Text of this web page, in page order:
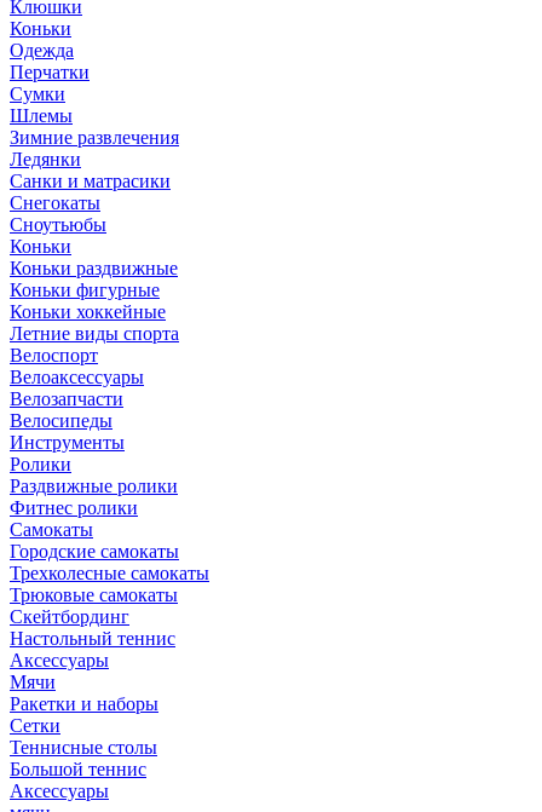
Клюшки
Коньки
Одежда
Перчатки
Сумки
Шлемы
Зимние развлечения
Ледянки
Санки и матрасики
Снегокаты
Сноутьюбы
Коньки
Коньки раздвижные
Коньки фигурные
Коньки хоккейные
Летние виды спорта
Велоспорт
Велоаксессуары
Велозапчасти
Велосипеды
Инструменты
Ролики
Раздвижные ролики
Фитнес ролики
Самокаты
Городские самокаты
Трехколесные самокаты
Трюковые самокаты
Скейтбординг
Настольный теннис
Аксессуары
Мячи
Ракетки и наборы
Сетки
Теннисные столы
Большой теннис
Аксессуары